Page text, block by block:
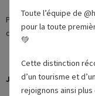
Petite salle intimiste,
comités, ou en sous-
Journée étude
Toute l’équipe de
pour la toute
💚
Cette distinction
d’un tourisme et
rejoignons ainsi